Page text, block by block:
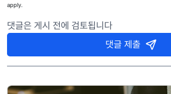
apply.
댓글은 게시 전에 검토됩니다
댓글 제출